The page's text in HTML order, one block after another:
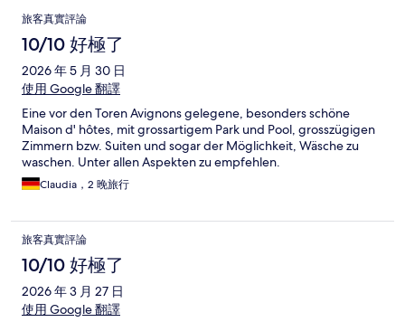
評
論
旅客真實評論
10/10 好極了
2026 年 5 月 30 日
使用 Google 翻譯
Eine vor den Toren Avignons gelegene, besonders schöne
Maison d' hôtes, mit grossartigem Park und Pool, grosszügigen
Zimmern bzw. Suiten und sogar der Möglichkeit, Wäsche zu
waschen. Unter allen Aspekten zu empfehlen.
Claudia，2 晚旅行
旅客真實評論
10/10 好極了
2026 年 3 月 27 日
使用 Google 翻譯